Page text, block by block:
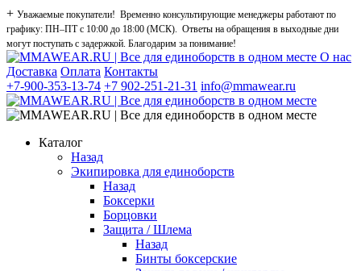
+ Уважаемые покупатели! Временно консультирующие менеджеры работают по
графику: ПН–ПТ с 10:00 до 18:00 (МСК). Ответы на обращения в выходные дни
могут поступать с задержкой. Благодарим за понимание!
О нас
Доставка Оплата Контакты
+7-900-353-13-74 +7 902-251-21-31 info@mmawear.ru
Каталог
Назад
Экипировка для единоборств
Назад
Боксерки
Борцовки
Защита / Шлема
Назад
Бинты боксерские